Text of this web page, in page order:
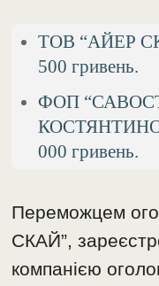
ТОВ “АЙЕР
500 гривень.
ФОП
000 гривень.
Переможцем
СКАЙ”,
компанією